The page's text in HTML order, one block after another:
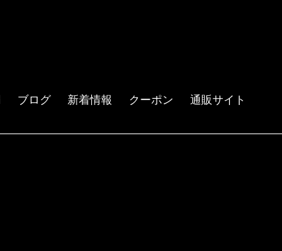
ブログ 新着情報 クーポン 通販サイト